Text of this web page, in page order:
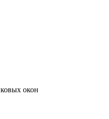
окон